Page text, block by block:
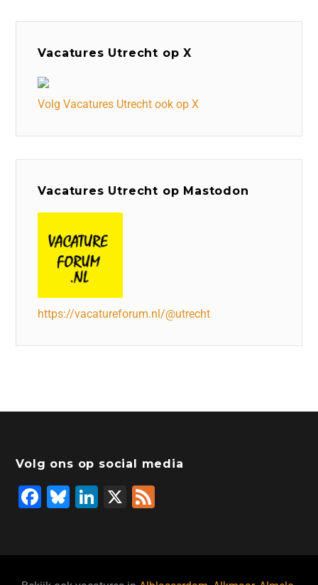
Vacatures Utrecht op X
Volg Vacatures Utrecht ook op X
Vacatures Utrecht op Mastodon
https://vacatureforum.nl/@utrecht
Volg ons op social media
F
Bl
Li X